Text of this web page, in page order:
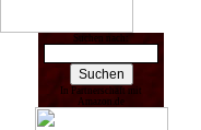
Suchen nach:
In Partnerschaft mit
Amazon.de